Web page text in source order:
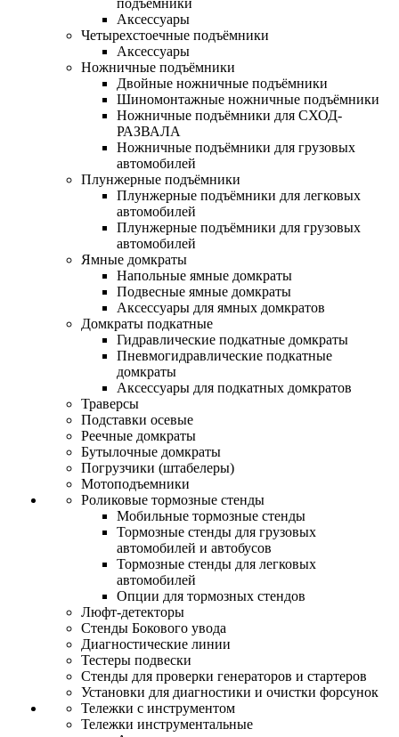
подъемники
Аксессуары
Четырехстоечные подъёмники
Аксессуары
Ножничные подъёмники
Двойные ножничные подъёмники
Шиномонтажные ножничные подъёмники
Ножничные подъёмники для СХОД-
РАЗВАЛА
Ножничные подъёмники для грузовых
автомобилей
Плунжерные подъёмники
Плунжерные подъёмники для легковых
автомобилей
Плунжерные подъёмники для грузовых
автомобилей
Ямные домкраты
Напольные ямные домкраты
Подвесные ямные домкраты
Аксессуары для ямных домкратов
Домкраты подкатные
Гидравлические подкатные домкраты
Пневмогидравлические подкатные
домкраты
Аксессуары для подкатных домкратов
Траверсы
Подставки осевые
Реечные домкраты
Бутылочные домкраты
Погрузчики (штабелеры)
Мотоподъемники
Роликовые тормозные стенды
Мобильные тормозные стенды
Тормозные стенды для грузовых
автомобилей и автобусов
Тормозные стенды для легковых
автомобилей
Опции для тормозных стендов
Люфт-детекторы
Стенды Бокового увода
Диагностические линии
Тестеры подвески
Стенды для проверки генераторов и стартеров
Установки для диагностики и очистки форсунок
Тележки с инструментом
Тележки инструментальные